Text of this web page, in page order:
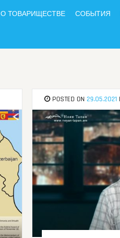
О ТОВАРИЩЕСТВЕ СОБЫТИЯ
POSTED ON 29.05.2021